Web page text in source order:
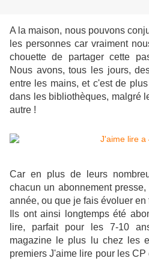
A la maison, nous pouvons
les personnes car vraiment
chouette de partager cette
Nous avons, tous les jours,
entre les mains, et c'est de
dans les bibliothèques, malgré
autre !
Car en plus de leurs
chacun un abonnement
année, ou que je fais évoluer
Ils ont ainsi longtemps été
lire, parfait pour les 7-10
magazine le plus lu chez les
premiers J'aime lire pour les